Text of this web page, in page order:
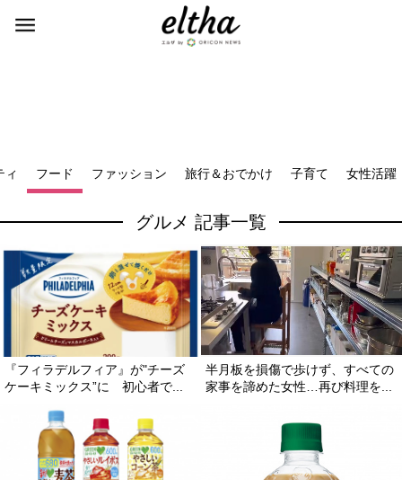
ィ フード ファッション 旅行＆おでかけ 子育て 女性活躍
グルメ 記事一覧
『フィラデルフィア』が"チーズ
ケーキミックス”に 初心者で...
半月板を損傷で歩けず、すべての
家事を諦めた女性…再び料理を...